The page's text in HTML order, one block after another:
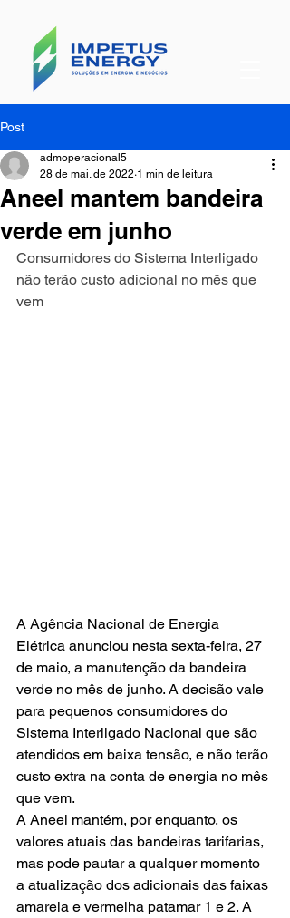
Post
Aneel mantem bandeira
verde em junho
admoperacional5
28 de mai. de 2022 1 min de leitura
Consumidores do Sistema Interligado
não terão custo adicional no mês que
vem
A Agência Nacional de Energia
Elétrica anunciou nesta sexta-feira, 27
de maio, a manutenção da bandeira
verde no mês de junho. A decisão vale
para pequenos consumidores do
Sistema Interligado Nacional que são
atendidos em baixa tensão, e não terão
custo extra na conta de energia no mês
que vem.
A Aneel mantém, por enquanto, os
valores atuais das bandeiras tarifarias,
mas pode pautar a qualquer momento
a atualização dos adicionais das faixas
amarela e vermelha patamar 1 e 2. A